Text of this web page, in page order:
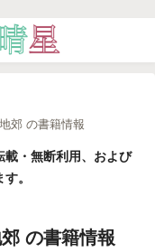
郊 の書籍情報
載・無断利用、および
。
の書籍情報